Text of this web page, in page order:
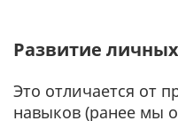
Развитие
Это отличается от
навыков (ранее мы